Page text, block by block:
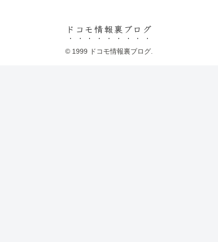
ドコモ情報裏ブログ
© 1999 ドコモ情報裏ブログ.